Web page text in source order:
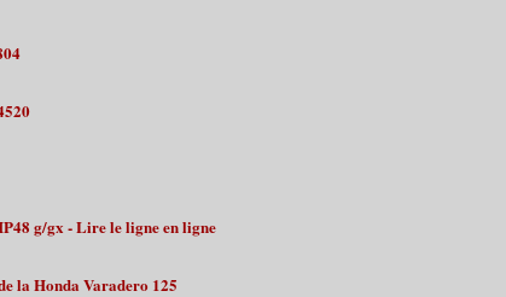
g/gx - Lire le ligne en ligne
la Honda Varadero 125